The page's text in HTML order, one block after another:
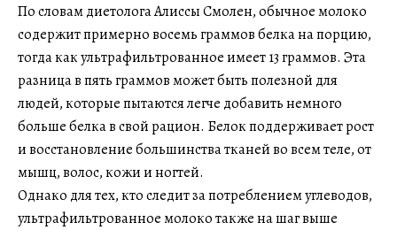
По словам диетолога Алиссы Смолен, обычное молоко
содержит примерно восемь граммов белка на порцию,
тогда как ультрафильтрованное имеет 13 граммов. Эта
разница в пять граммов может быть полезной для
людей, которые пытаются легче добавить немного
больше белка в свой рацион. Белок поддерживает рост
и восстановление большинства тканей во всем теле, от
мышц, волос, кожи и ногтей.
Однако для тех, кто следит за потреблением углеводов,
ультрафильтрованное молоко также на шаг выше